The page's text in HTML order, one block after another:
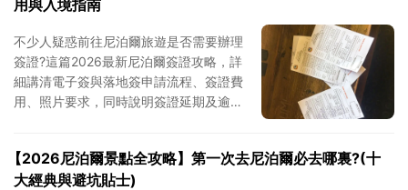
用與入境指南
不少人疑惑前往尼泊爾旅遊是否需要辦理
簽證?這篇2026最新尼泊爾簽證攻略，詳
細講清電子簽與落地簽申請流程、簽證費
用、照片要求，同時說明簽證延期及逾期
尼泊爾之行。
【2026尼泊爾景點全攻略】第一次去尼泊爾必去哪裏?(十
大經典與避坑貼士)